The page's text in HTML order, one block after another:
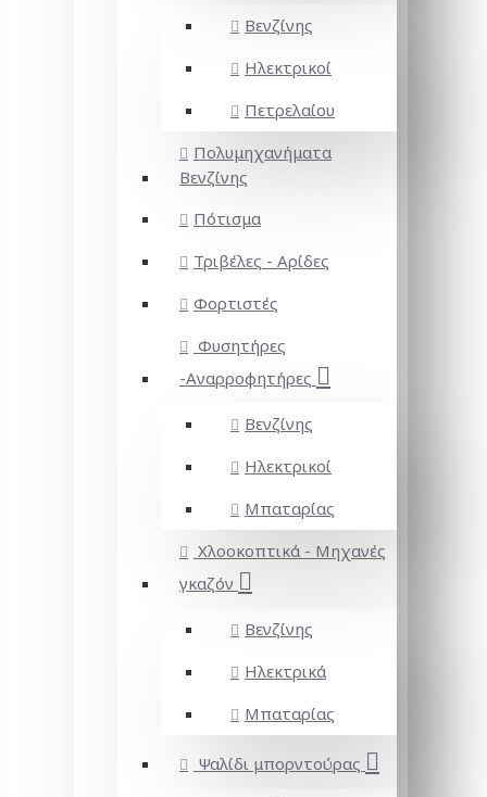
Βενζίνης
Ηλεκτρικοί
Πετρελαίου
Πολυμηχανήματα
Βενζίνης
Πότισμα
Τριβέλες - Αρίδες
Φορτιστές
Φυσητήρες
-Αναρροφητήρες
Βενζίνης
Ηλεκτρικοί
Μπαταρίας
Χλοοκοπτικά - Μηχανές
γκαζόν
Βενζίνης
Ηλεκτρικά
Μπαταρίας
Ψαλίδι μπορντούρας